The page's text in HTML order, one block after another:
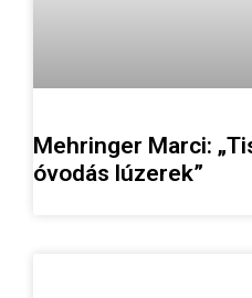
Mehringer Marci:
óvodás lúzerek”